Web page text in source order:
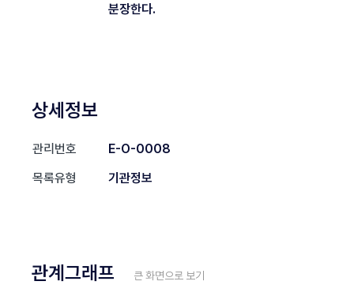
분장한다.
상세정보
관리번호
E-O-0008
목록유형
기관정보
관계그래프 큰 화면으로 보기